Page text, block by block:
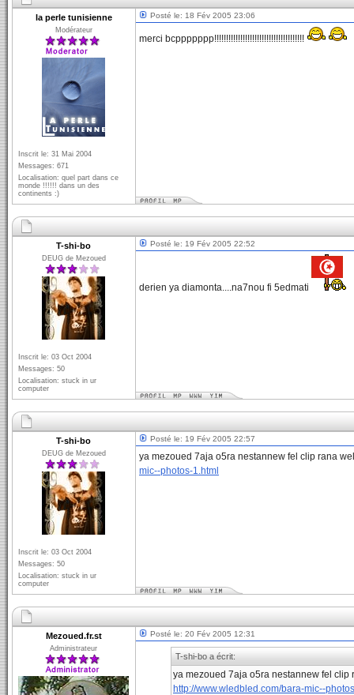
la perle tunisienne
Modérateur
Inscrit le: 31 Mai 2004
Messages: 671
Localisation: quel part dans ce
monde !!!!!! dans un des
continents :)
Posté le: 18 Fév 2005 23:06
merci bcppppppp!!!!!!!!!!!!!!!!!!!!!!!!!!!!!!!!!!!!!!
T-shi-bo
DEUG de Mezoued
Inscrit le: 03 Oct 2004
Messages: 50
Localisation: stuck in ur
computer
Posté le: 19 Fév 2005 22:52
derien ya diamonta....na7nou fi 5edmati
T-shi-bo
DEUG de Mezoued
Inscrit le: 03 Oct 2004
Messages: 50
Localisation: stuck in ur
computer
Posté le: 19 Fév 2005 22:57
ya mezoued 7aja o5ra nestannew fel clip rana
mic--photos-1.html
Mezoued.fr.st
Administrateur
Posté le: 20 Fév 2005 12:31
T-shi-bo a écrit:
ya mezoued 7aja o5ra nestannew fel
http://www.wledbled.com/bara-mic--